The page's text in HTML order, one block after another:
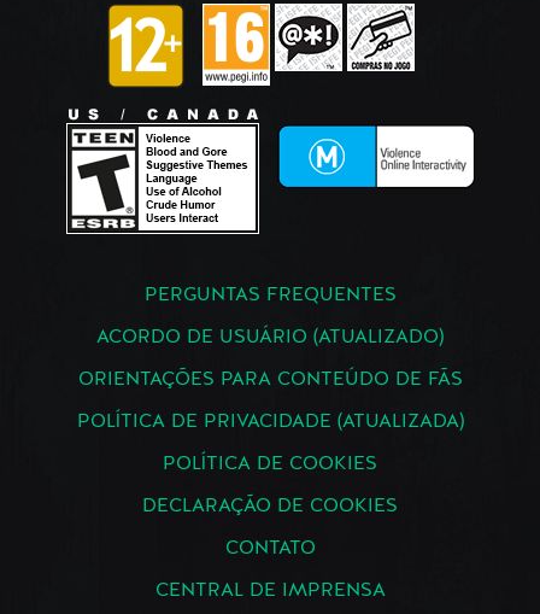
PERGUNTAS FREQUENTES
ACORDO DE USUÁRIO (ATUALIZADO)
ORIENTAÇÕES PARA CONTEÚDO DE FÃS
POLÍTICA DE PRIVACIDADE (ATUALIZADA)
POLÍTICA DE COOKIES
DECLARAÇÃO DE COOKIES
CONTATO
CENTRAL DE IMPRENSA